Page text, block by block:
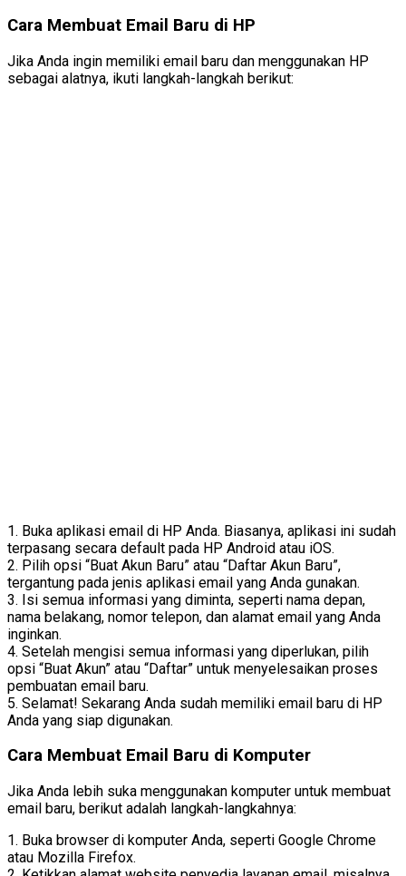
Cara Membuat Email Baru di HP
Jika Anda ingin memiliki email baru dan menggunakan HP
sebagai alatnya, ikuti langkah-langkah berikut:
1. Buka aplikasi email di HP Anda. Biasanya, aplikasi ini sudah
terpasang secara default pada HP Android atau iOS.
2. Pilih opsi “Buat Akun Baru” atau “Daftar Akun Baru”,
tergantung pada jenis aplikasi email yang Anda gunakan.
3. Isi semua informasi yang diminta, seperti nama depan,
nama belakang, nomor telepon, dan alamat email yang Anda
inginkan.
4. Setelah mengisi semua informasi yang diperlukan, pilih
opsi “Buat Akun” atau “Daftar” untuk menyelesaikan proses
pembuatan email baru.
5. Selamat! Sekarang Anda sudah memiliki email baru di HP
Anda yang siap digunakan.
Cara Membuat Email Baru di Komputer
Jika Anda lebih suka menggunakan komputer untuk membuat
email baru, berikut adalah langkah-langkahnya:
1. Buka browser di komputer Anda, seperti Google Chrome
atau Mozilla Firefox.